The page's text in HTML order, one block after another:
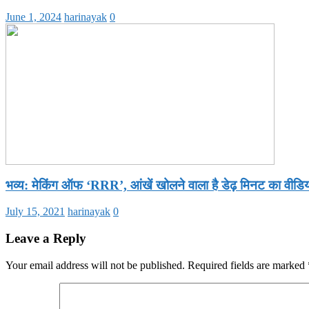
June 1, 2024 harinayak 0
भव्य: मेकिंग ऑफ ‘RRR’, आंखें खोलने वाला है डेढ़ मिनट का
July 15, 2021 harinayak 0
Leave a Reply
Your email address will not be published. Required fields are marked